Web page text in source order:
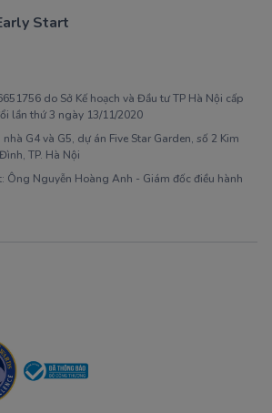
Start
do Sở Kế hoạch và Đầu tư TP Hà Nội cấp
lần thứ 3 ngày 13/11/2020
G4 và G5, dự án Five Star Garden, số 2 Kim
TP. Hà Nội
Ông Nguyễn Hoàng Anh - Giám đốc điều hành